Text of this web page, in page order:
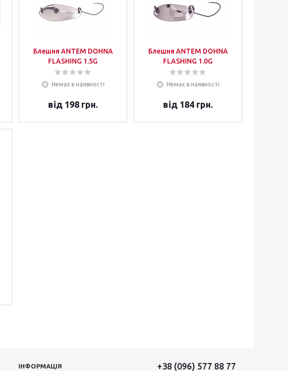
Блешня ANTEM DOHNA
FLASHING 1.5G
Немає в наявності
від 198 грн.
Блешня ANTEM DOHNA
FLASHING 1.0G
Немає в наявності
від 184 грн.
ІНФОРМАЦІЯ +38 (096) 577 88 77